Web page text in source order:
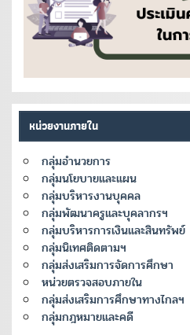
หน่วยงานภายใน
กลุ่มอำนวยการ
กลุ่มนโยบายและแผน
กลุ่มบริหารงานบุคคล
กลุ่มพัฒนาครูและบุคลากรฯ
กลุ่มบริหารการเงินและสินทรัพย์
กลุ่มนิเทศติดตามฯ
กลุ่มส่งเสริมการจัดการศึกษา
หน่วยตรวจสอบภายใน
กลุ่มส่งเสริมการศึกษาทางไกลฯ
กลุ่มกฎหมายและคดี